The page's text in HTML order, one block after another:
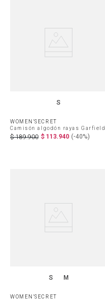
S
WOMEN'SECRET
Camisón algodón rayas Garfield
$ 189.900 $ 113.940 (-40%)
S M
WOMEN'SECRET